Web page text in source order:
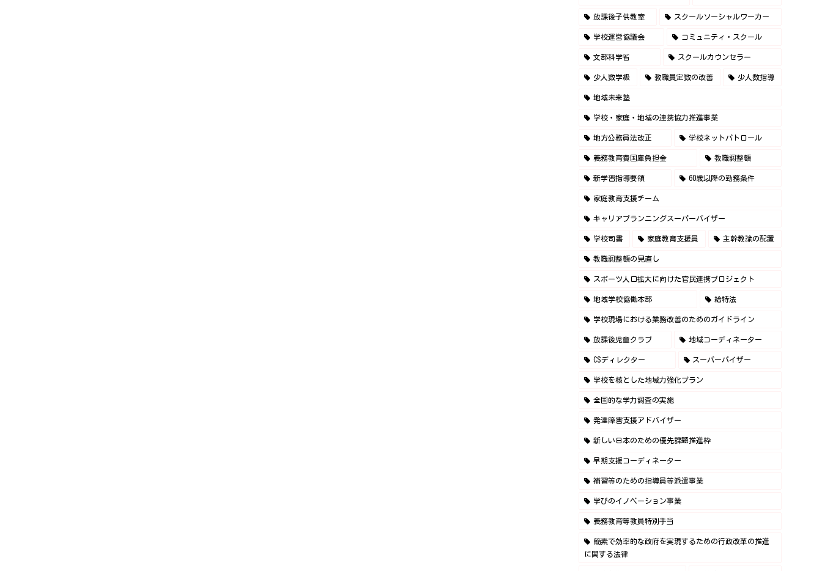
放課後子供教室 スクールソーシャルワーカー
学校運営協議会 コミュニティ・スクール
文部科学省 スクールカウンセラー
少人数学級 教職員定数の改善 少人数指導
地域未来塾
学校・家庭・地域の連携協力推進事業
地方公務員法改正 学校ネットパトロール
義務教育費国庫負担金 教職調整額
新学習指導要領 60歳以降の勤務条件
家庭教育支援チーム
キャリアプランニングスーパーバイザー
学校司書 家庭教育支援員 主幹教諭の配置
教職調整額の見直し
スポーツ人口拡大に向けた官民連携プロジェクト
地域学校協働本部 給特法
学校現場における業務改善のためのガイドライン
放課後児童クラブ 地域コーディネーター
CSディレクター スーパーバイザー
学校を核とした地域力強化プラン
全国的な学力調査の実施
発達障害支援アドバイザー
新しい日本のための優先課題推進枠
早期支援コーディネーター
補習等のための指導員等派遣事業
学びのイノベーション事業
義務教育等教員特別手当
簡素で効率的な政府を実現するための行政改革の推進
に関する法律